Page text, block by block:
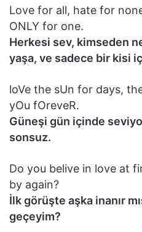
Love for all, hate for
ONLY for one.
Herkesi sev, kimseden
yaşa, ve sadece bir kisi
loVe the sUn for days,
yOu fOreveR.
Güneşi gün içinde
sonsuz.
Do you belive in love at
by again?
İlk görüşte aşka inanır
geçeyim?